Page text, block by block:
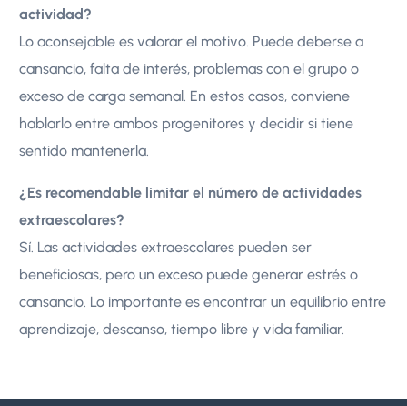
actividad?
Lo aconsejable es valorar el motivo. Puede deberse a
cansancio, falta de interés, problemas con el grupo o
exceso de carga semanal. En estos casos, conviene
hablarlo entre ambos progenitores y decidir si tiene
sentido mantenerla.
¿Es recomendable limitar el número de actividades
extraescolares?
Sí. Las actividades extraescolares pueden ser
beneficiosas, pero un exceso puede generar estrés o
cansancio. Lo importante es encontrar un equilibrio entre
aprendizaje, descanso, tiempo libre y vida familiar.